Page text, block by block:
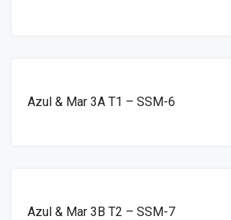
Azul & Mar 3A T1 – SSM-6
Azul & Mar 3B T2 – SSM-7